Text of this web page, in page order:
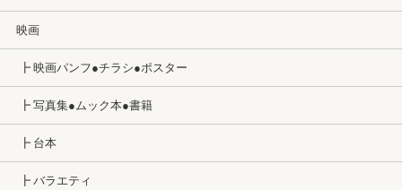
映画
┣ 映画パンフ●チラシ●ポスター
┣ 写真集●ムック本●書籍
┣ 台本
┣ バラエティ